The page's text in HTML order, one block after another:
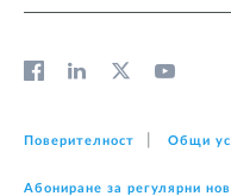
Поверителност Общи
Абониране за регулярни